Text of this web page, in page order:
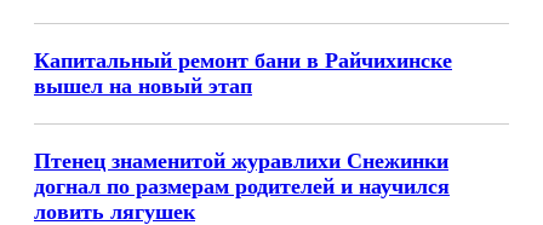
Капитальный ремонт бани в Райчихинске
вышел на новый этап
Птенец знаменитой журавлихи Снежинки
догнал по размерам родителей и научился
ловить лягушек